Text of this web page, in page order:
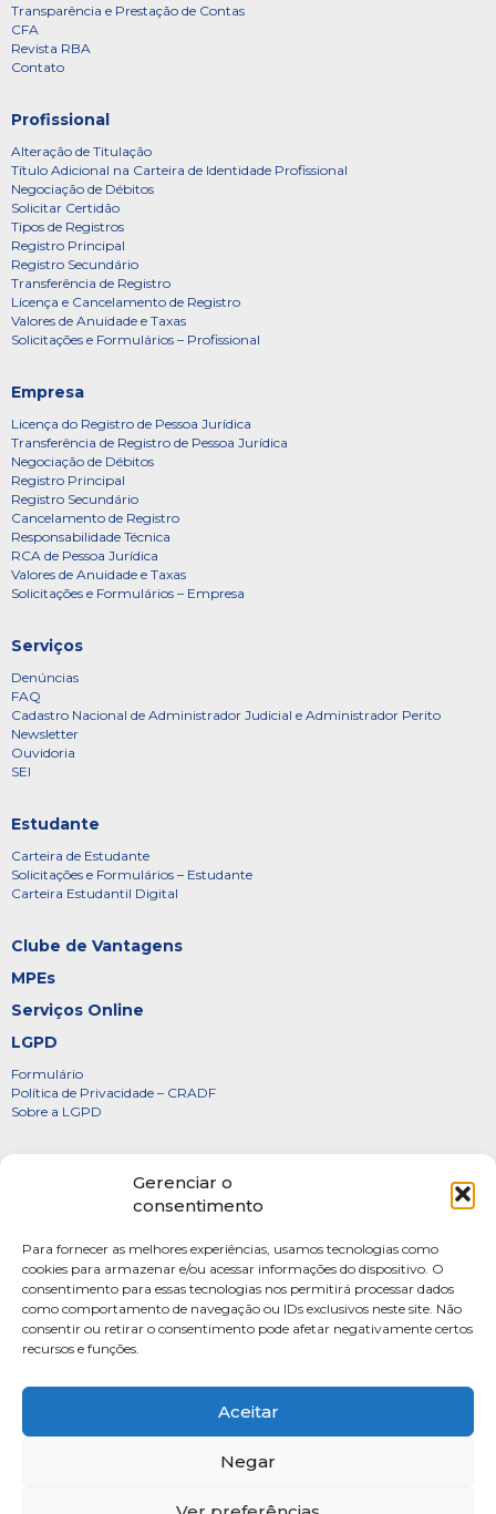
Gerenciar o
consentimento
Para fornecer as melhores experiências, usamos tecnologias como
cookies para armazenar e/ou acessar informações do dispositivo. O
consentimento para essas tecnologias nos permitirá processar dados
como comportamento de navegação ou IDs exclusivos neste site. Não
consentir ou retirar o consentimento pode afetar negativamente certos
recursos e funções.
Aceitar
Negar
Transparência e Prestação de Contas
CFA
Revista RBA
Contato
Profissional
Alteração de Titulação
Título Adicional na Carteira de Identidade Profissional
Negociação de Débitos
Solicitar Certidão
Tipos de Registros
Registro Principal
Registro Secundário
Transferência de Registro
Licença e Cancelamento de Registro
Valores de Anuidade e Taxas
Solicitações e Formulários – Profissional
Empresa
Licença do Registro de Pessoa Jurídica
Transferência de Registro de Pessoa Jurídica
Negociação de Débitos
Registro Principal
Registro Secundário
Cancelamento de Registro
Responsabilidade Técnica
RCA de Pessoa Jurídica
Valores de Anuidade e Taxas
Solicitações e Formulários – Empresa
Serviços
Denúncias
FAQ
Cadastro Nacional de Administrador Judicial e Administrador Perito
Newsletter
Ouvidoria
SEI
Estudante
Carteira de Estudante
Solicitações e Formulários – Estudante
Carteira Estudantil Digital
Clube de Vantagens
MPEs
Serviços Online
LGPD
Formulário
Política de Privacidade – CRADF
Sobre a LGPD
Diretoria
FOTOS
Webmail
Artigos
Escritores do Sistema